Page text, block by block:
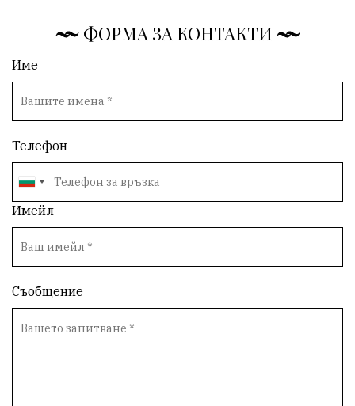
ФОРМА ЗА КОНТАКТИ
Име
Телефон
Имейл
Съобщение